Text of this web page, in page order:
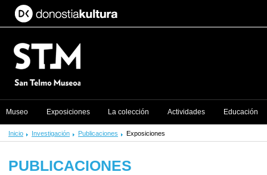
Inicio Investigación Publicaciones Exposiciones
PUBLICACIONES
Museo Exposiciones La colección Actividades Educación